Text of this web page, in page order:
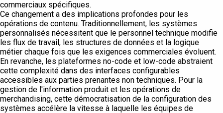
commerciaux spécifiques.
Ce changement a des implications profondes pour les
opérations de contenu. Traditionnellement, les systèmes
personnalisés nécessitent que le personnel technique modifie
les flux de travail, les structures de données et la logique
métier chaque fois que les exigences commerciales évoluent.
En revanche, les plateformes no-code et low-code abstraient
cette complexité dans des interfaces configurables
accessibles aux parties prenantes non techniques. Pour la
gestion de l'information produit et les opérations de
merchandising, cette démocratisation de la configuration des
systèmes accélère la vitesse à laquelle les équipes de